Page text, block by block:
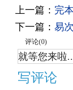
上一篇： 完
下一篇： 易
评论(0)
就等您来啦
写评论